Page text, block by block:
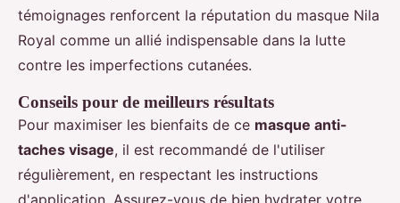
témoignages renforcent la réputation du masque Nila
Royal comme un allié indispensable dans la lutte
contre les imperfections cutanées.
Conseils pour de meilleurs résultats
Pour maximiser les bienfaits de ce masque anti-
taches visage, il est recommandé de l'utiliser
régulièrement, en respectant les instructions
d'application. Assurez-vous de bien hydrater votre